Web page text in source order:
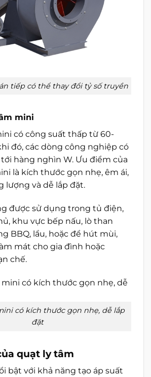
tiếp có thể thay đổi tỷ số truyền
mini
có công suất thấp từ 60-
đó, các dòng công nghiệp có
hàng nghìn W. Ưu điểm của
là kích thước gọn nhẹ, êm ái,
lượng và dễ lắp đặt.
được sử dụng trong tủ điện,
khu vực bếp nấu, lò than
BBQ, lẩu, hoặc để hút mùi,
mát cho gia đình hoặc
chế.
có kích thước gọn nhẹ, dễ lắp
đặt
quạt ly tâm
bật với khả năng tạo áp suất